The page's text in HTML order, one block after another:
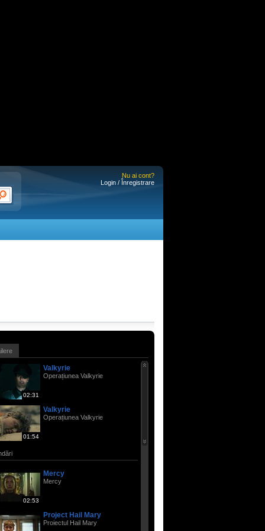
Nu ai cont?
Login / Înregistrare
02:31
Valkyrie
Operațiunea Valkyrie
01:54
Valkyrie
Operațiunea Valkyrie
02:53
Mercy
Mercy
Project Hail Mary
Proiectul Hail Mary